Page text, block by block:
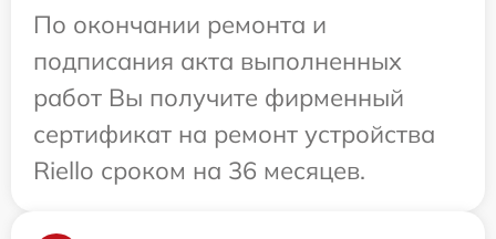
По окончании ремонта и
подписания акта выполненных
работ Вы получите фирменный
сертификат на ремонт устройства
Riello сроком на 36 месяцев.